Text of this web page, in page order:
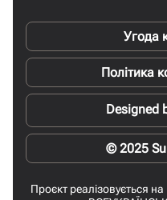
Угода
Політика
Designed
© 2025
Проєкт реалізовується